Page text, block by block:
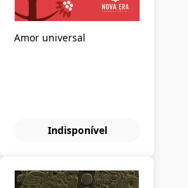
Amor universal
Indisponível